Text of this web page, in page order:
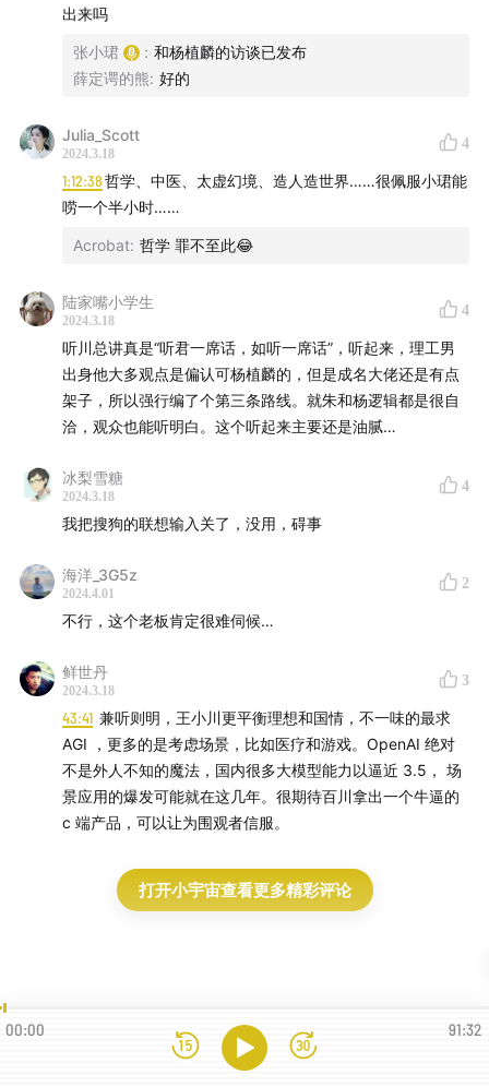
出来吗
张小珺 : 和杨植麟的访谈已发布
薛定谔的熊: 好的
Julia_Scott
2024.3.18
4
1:12:38哲学、中医、太虚幻境、造人造世界……很佩服小珺能
唠一个半小时……
Acrobat: 哲学 罪不至此😂
陆家嘴小学生
2024.3.18
4
听川总讲真是“听君一席话，如听一席话”，听起来，理工男
出身他大多观点是偏认可杨植麟的，但是成名大佬还是有点
架子，所以强行编了个第三条路线。就朱和杨逻辑都是很自
洽，观众也能听明白。这个听起来主要还是油腻…
冰梨雪糖
2024.3.18
4
我把搜狗的联想输入关了，没用，碍事
海洋_3G5z
2024.4.01
2
不行，这个老板肯定很难伺候…
鲜世丹
2024.3.18
3
43:41 兼听则明，王小川更平衡理想和国情，不一味的最求
AGI ，更多的是考虑场景，比如医疗和游戏。OpenAI 绝对
不是外人不知的魔法，国内很多大模型能力以逼近 3.5， 场
景应用的爆发可能就在这几年。很期待百川拿出一个牛逼的
c 端产品，可以让为围观者信服。
打开小宇宙查看更多精彩评论
00:00 91:32